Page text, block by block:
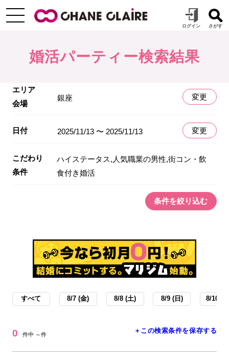
婚活パーティー検索結果
エリア
会場
銀座 変更
日付 2025/11/13 〜 2025/11/13 変更
こだわり
条件
ハイステータス,人気職業の男性,街コン・飲
食付き婚活
条件を絞り込む
すべて 8/7 (金) 8/8 (土) 8/9 (日) 8/10 (
0 件中 ～件 ＋この検索条件を保存する